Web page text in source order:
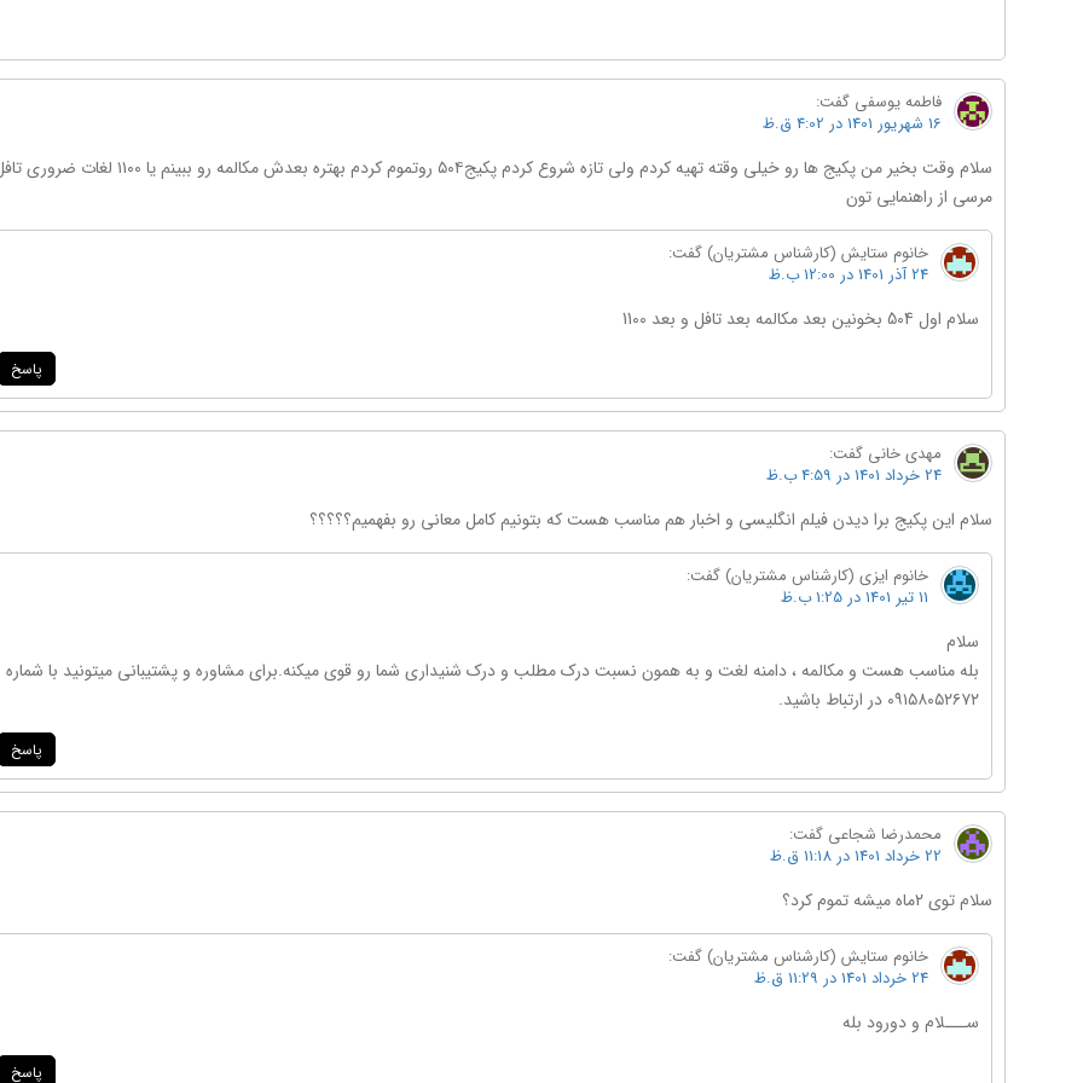
فاطمه یوسفی گفت:
16 شهریور 1401 در 4:02 ق.ظ
سلام وقت بخیر من پکیج ها رو خیلی وقته تهیه کردم ولی تازه شروع کردم پکیج۵۰۴ روتموم کردم بهتره بعدش
مرسی از راهنمایی تون
خانوم ستایش (کارشناس مشتریان) گفت:
24 آذر 1401 در 12:00 ب.ظ
سلام اول 504 بخونین بعد مکالمه بعد تافل و بعد 1100
پاسخ
مهدی خانی گفت:
24 خرداد 1401 در 4:59 ب.ظ
سلام این پکیج برا دیدن فیلم انگلیسی و اخبار هم مناسب هست که بتونیم کامل معانی رو بفهمیم؟؟؟؟؟
خانوم ایزی (کارشناس مشتریان) گفت:
11 تیر 1401 در 1:25 ب.ظ
سلام
بله مناسب هست و مکالمه ، دامنه لغت و به همون نسبت درک مطلب و درک شنیداری شما رو قوی میکنه.برای مشاوره و پشتیبانی میتونید با شماره
۰۹۱۵۸۰۵۲۶۷۲ در ارتباط باشید.
پاسخ
محمدرضا شجاعی گفت:
22 خرداد 1401 در 11:18 ق.ظ
سلام توی 2ماه میشه تموم کرد؟
خانوم ستایش (کارشناس مشتریان) گفت:
24 خرداد 1401 در 11:29 ق.ظ
ســـلام و دورود بله
پاسخ